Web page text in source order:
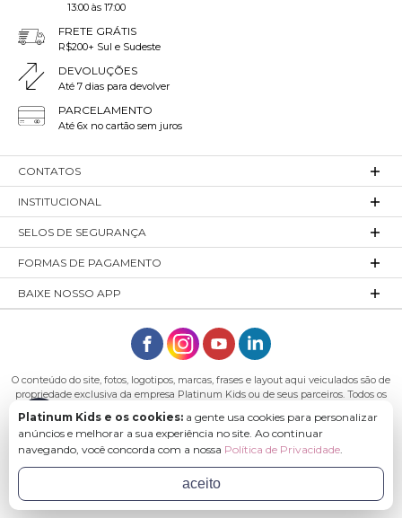
13:00 às 17:00
FRETE GRÁTIS
R$200+ Sul e Sudeste
DEVOLUÇÕES
Até 7 dias para devolver
PARCELAMENTO
Até 6x no cartão sem juros
CONTATOS
INSTITUCIONAL
SELOS DE SEGURANÇA
FORMAS DE PAGAMENTO
BAIXE NOSSO APP
O conteúdo do site, fotos, logotipos, marcas, frases e layout aqui veiculados são de
propriedade exclusiva da empresa Platinum Kids ou de seus parceiros. Todos os
direitos reservados. Platinum Kids - Platinum Indústria de Confecções LTDA -
CNPJ: 27.180.131/0001-54 Endereço: Rod. Ivo Silveira, n° 7505 - Bateias, Gaspar - SC,
89113-040
Platinum Kids e os cookies: a gente usa cookies para personalizar
anúncios e melhorar a sua experiência no site. Ao continuar
navegando, você concorda com a nossa Política de Privacidade.
aceito